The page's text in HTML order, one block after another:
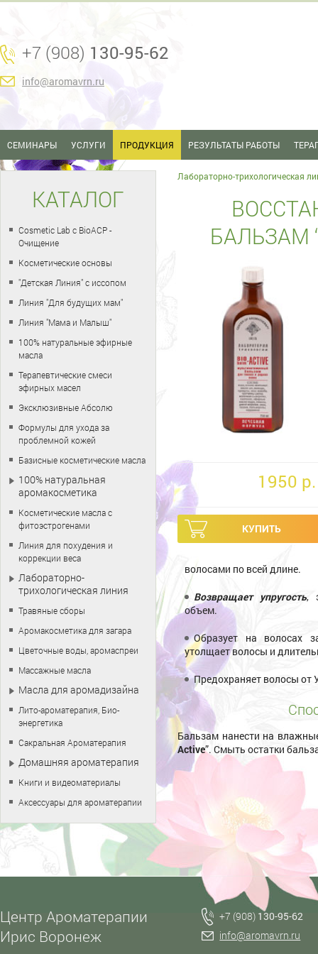
+7 (908) 130-95-62
info@aromavrn.ru
СЕМИНАРЫ УСЛУГИ ПРОДУКЦИЯ РЕЗУЛЬТАТЫ РАБОТЫ
Лабораторно-трихологическая
БАЛЬЗАМ
1950 p.
волосами по всей длине.
Возвращает упругость,
объем.
Образует на волосах
утолщает волосы и
Предохраняет волосы от
Бальзам нанести на
Active”. Смыть остатки
КАТАЛОГ
Cosmetic Lab с BioACP -
Очищение
Косметические основы
"Детская Линия" с иссопом
Линия "Для будущих мам"
Линия "Мама и Малыш"
100% натуральные эфирные
масла
Терапевтические смеси
эфирных масел
Эксклюзивные Абсолю
Формулы для ухода за
проблемной кожей
Базисные косметические масла
100% натуральная
аромакосметика
Косметические масла с
фитоэстрогенами
Линия для похудения и
коррекции веса
Лабораторно-
трихологическая линия
Травяные сборы
Аромакосметика для загара
Цветочные воды, аромаспреи
Массажные масла
Масла для аромадизайна
Лито-ароматерапия, Био-
энергетика
Сакральная Ароматерапия
Домашняя ароматерапия
Книги и видеоматериалы
Аксессуары для ароматерапии
Центр Ароматерапии
Ирис Воронеж
+7 (908) 130-95-62
info@aromavrn.ru